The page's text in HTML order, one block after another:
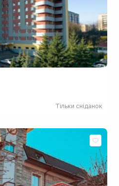
Тільки сніданок